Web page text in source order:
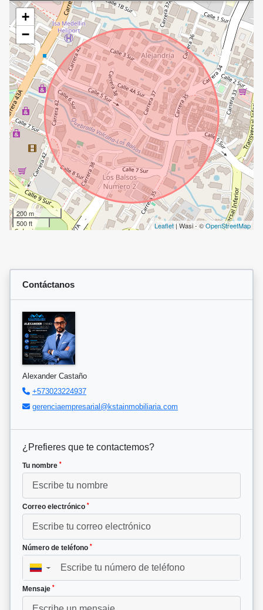
+
−
200 m
500 ft
Leaflet| Wasi - ©OpenStreetMap
Contáctanos
Alexander Castaño
+573023224937
gerenciaempresarial@kstainmobiliaria.com
¿Prefieres que te contactemos?
Tu nombre *
Correo electrónico *
Número de teléfono *
▼
Mensaje *